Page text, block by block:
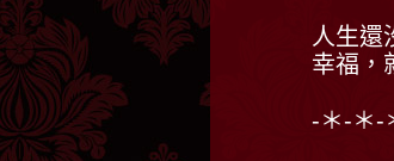
人生還
幸福，
-＊-＊-